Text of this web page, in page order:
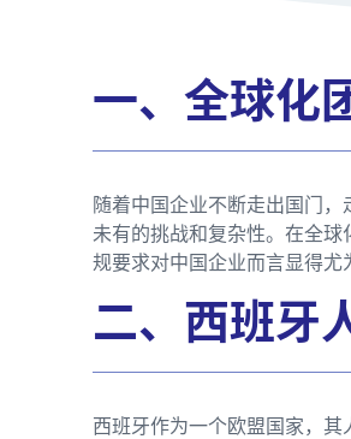
一、全球化
随着中国企业不断走出国门
未有的挑战和复杂性。在全
规要求对中国企业而言显得尤
二、西班牙
西班牙作为一个欧盟国家，